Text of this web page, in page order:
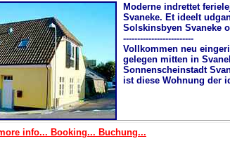
Moderne indrettet
Svaneke. Et ideelt
Solskinsbyen Svaneke
-------------------------
Vollkommen neu
gelegen mitten in
Sonnenscheinstadt
ist diese Wohnung der
info... Booking... Buchung...